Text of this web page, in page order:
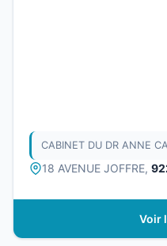
CABINET DU DR ANNE
18 AVENUE JOFFRE,
Voir